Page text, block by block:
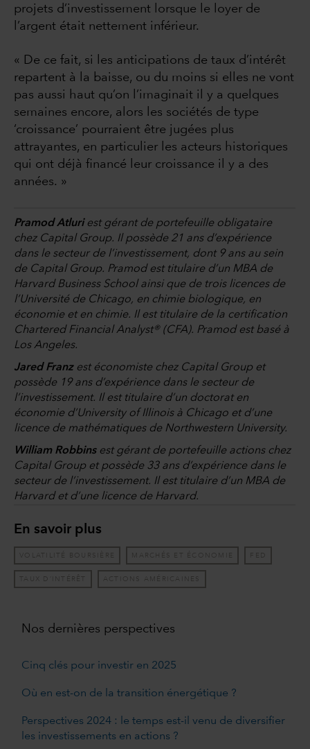
projets d’investissement lorsque le loyer de
l’argent était nettement inférieur.
« De ce fait, si les anticipations de taux d’intérêt
repartent à la baisse, ou du moins si elles ne vont
pas aussi haut qu’on l’imaginait il y a quelques
semaines encore, alors les sociétés de type
‘croissance’ pourraient être jugées plus
attrayantes, en particulier les acteurs historiques
qui ont déjà financé leur croissance il y a des
années. »
Pramod Atluriest gérant de portefeuille obligataire
chez Capital Group. Il possède 21 ans d’expérience
dans le secteur de l’investissement, dont 9 ans au sein
de Capital Group. Pramod est titulaire d’un MBA de
Harvard Business School ainsi que de trois licences de
l’Université de Chicago, en chimie biologique, en
économie et en chimie. Il est titulaire de la certification
Chartered Financial Analyst® (CFA). Pramod est basé à
Los Angeles.
Jared Franz est économiste chez Capital Group et
possède 19 ans d’expérience dans le secteur de
l’investissement. Il est titulaire d’un doctorat en
économie d’University of Illinois à Chicago et d’une
licence de mathématiques de Northwestern University.
William Robbinsest gérant de portefeuille actions chez
Capital Group et possède 33 ans d’expérience dans le
secteur de l’investissement. Il est titulaire d’un MBA de
Harvard et d’une licence de Harvard.
En savoir plus
VOLATILITÉ BOURSIÈRE MARCHÉS ET ÉCONOMIE FED
TAUX D’INTÉRÊT ACTIONS AMÉRICAINES
Nos dernières perspectives
Cinq clés pour investir en 2025
Où en est-on de la transition énergétique ?
Perspectives 2024 : le temps est-il venu de diversifier
les investissements en actions ?